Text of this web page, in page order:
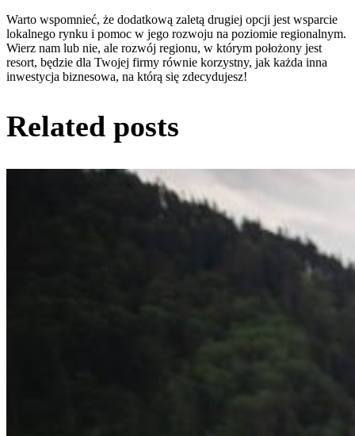
Warto wspomnieć, że dodatkową zaletą drugiej opcji jest wsparcie
lokalnego rynku i pomoc w jego rozwoju na poziomie regionalnym.
Wierz nam lub nie, ale rozwój regionu, w którym położony jest
resort, będzie dla Twojej firmy równie korzystny, jak każda inna
inwestycja biznesowa, na którą się zdecydujesz!
Related posts